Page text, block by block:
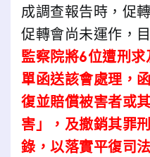
成調查報告時，促
促轉會尚未運作，
監察院將6位遭刑求
單函送該會處理，
復並賠償被害者或
害」，及撤銷其罪
錄，以落實平復司